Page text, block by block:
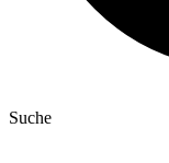
Suche